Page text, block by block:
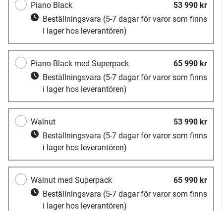
Piano Black
53 990 kr
Beställningsvara (5-7 dagar för varor som finns
i lager hos leverantören)
Piano Black med Superpack
65 990 kr
Beställningsvara (5-7 dagar för varor som finns
i lager hos leverantören)
Walnut
53 990 kr
Beställningsvara (5-7 dagar för varor som finns
i lager hos leverantören)
Walnut med Superpack
65 990 kr
Beställningsvara (5-7 dagar för varor som finns
i lager hos leverantören)